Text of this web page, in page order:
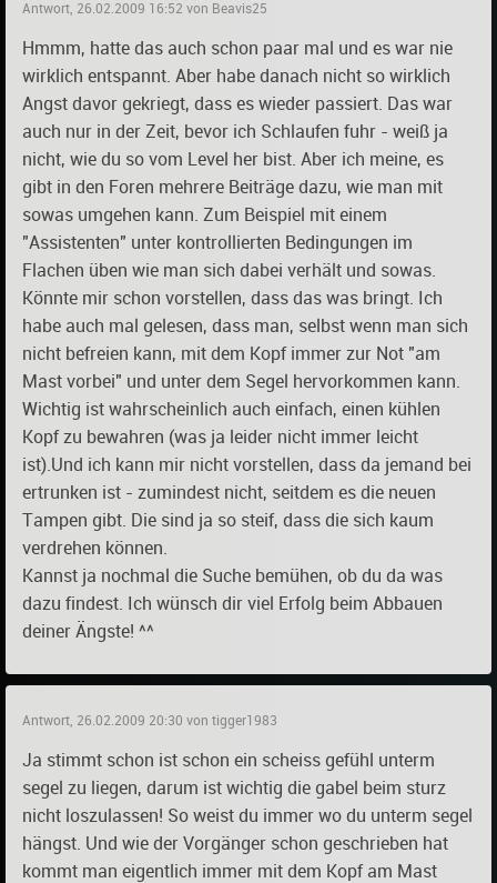
Antwort, 26.02.2009 16:52 von Beavis25
Hmmm, hatte das auch schon paar mal und es war nie
wirklich entspannt. Aber habe danach nicht so wirklich
Angst davor gekriegt, dass es wieder passiert. Das war
auch nur in der Zeit, bevor ich Schlaufen fuhr - weiß ja
nicht, wie du so vom Level her bist. Aber ich meine, es
gibt in den Foren mehrere Beiträge dazu, wie man mit
sowas umgehen kann. Zum Beispiel mit einem
"Assistenten" unter kontrollierten Bedingungen im
Flachen üben wie man sich dabei verhält und sowas.
Könnte mir schon vorstellen, dass das was bringt. Ich
habe auch mal gelesen, dass man, selbst wenn man sich
nicht befreien kann, mit dem Kopf immer zur Not "am
Mast vorbei" und unter dem Segel hervorkommen kann.
Wichtig ist wahrscheinlich auch einfach, einen kühlen
Kopf zu bewahren (was ja leider nicht immer leicht
ist).Und ich kann mir nicht vorstellen, dass da jemand bei
ertrunken ist - zumindest nicht, seitdem es die neuen
Tampen gibt. Die sind ja so steif, dass die sich kaum
verdrehen können.
Kannst ja nochmal die Suche bemühen, ob du da was
dazu findest. Ich wünsch dir viel Erfolg beim Abbauen
deiner Ängste! ^^
Antwort, 26.02.2009 20:30 von tigger1983
Ja stimmt schon ist schon ein scheiss gefühl unterm
segel zu liegen, darum ist wichtig die gabel beim sturz
nicht loszulassen! So weist du immer wo du unterm segel
hängst. Und wie der Vorgänger schon geschrieben hat
kommt man eigentlich immer mit dem Kopf am Mast